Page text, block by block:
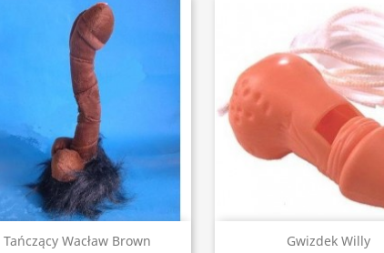
Tańczący Wacław Brown
Szybki podgląd Gwizdek Willy
Szybki podgląd